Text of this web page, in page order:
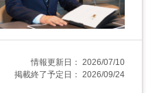
情報更新日： 2026/07/10
掲載終了予定日： 2026/09/24